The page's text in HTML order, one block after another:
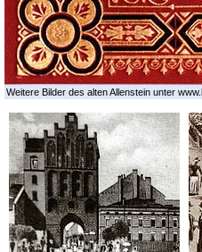
Weitere Bilder des alten Allenstein unter